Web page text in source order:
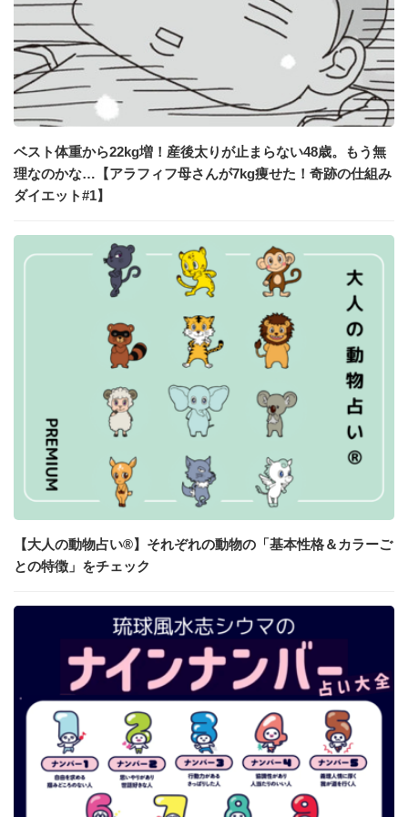
ベスト体重から22kg増！産後太りが止まらない48歳。もう無
理なのかな…【アラフィフ母さんが7kg痩せた！奇跡の仕組み
ダイエット#1】
【大人の動物占い®】それぞれの動物の「基本性格＆カラーご
との特徴」をチェック